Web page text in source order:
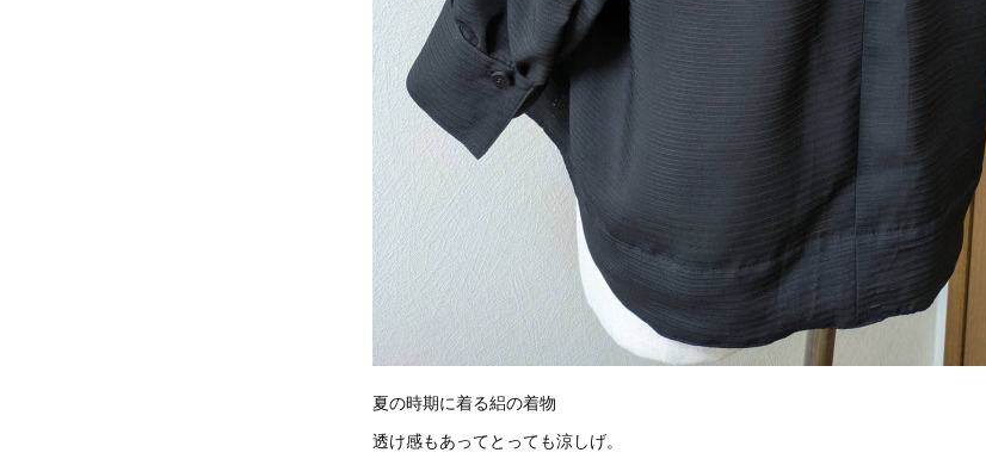
夏の時期に着る絽の着物
透け感もあってとっても涼しげ。